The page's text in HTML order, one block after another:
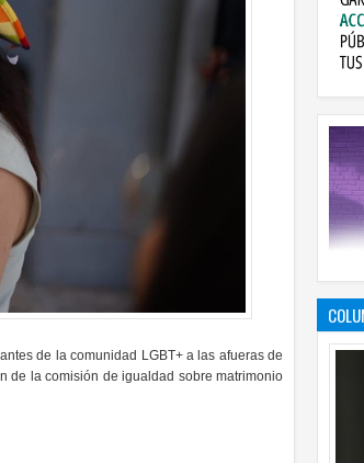
de la comunidad LGBT+ a las afueras de
de la comisión de igualdad sobre matrimonio